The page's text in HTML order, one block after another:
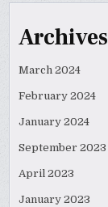
Archives
March 2024
February 2024
January 2024
September 2023
April 2023
January 2023